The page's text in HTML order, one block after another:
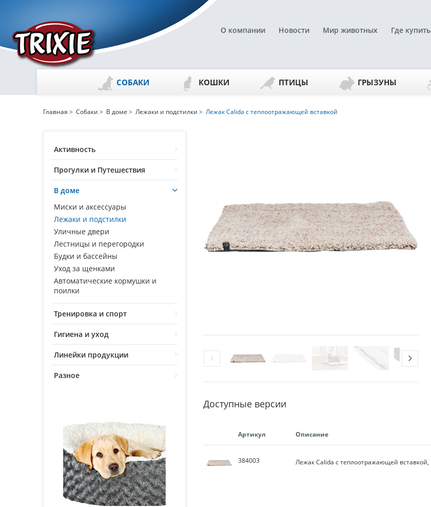
О компании Новости Мир животных Где купить
СОБАКИ КОШКИ ПТИЦЫ ГРЫЗУНЫ
Активность
Прогулки и Путешествия
В доме
Миски и аксессуары
Лежаки и подстилки
Уличные двери
Лестницы и перегородки
Будки и бассейны
Уход за щенками
Автоматические кормушки и
поилки
Тренировка и спорт
Гигиена и уход
Линейки продукции
Разное
Главная > Собаки > В доме > Лежаки и подстилки > Лежак Calida с теплоотражающей вставкой
Доступные версии
Артикул Описание
384003 Лежак Calida с теплоотражающей